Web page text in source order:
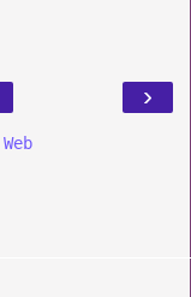
›